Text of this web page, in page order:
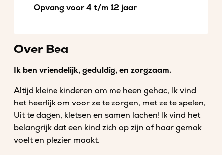
Opvang voor 4 t/m 12 jaar
Over Bea
Ik ben vriendelijk, geduldig, en zorgzaam.
Altijd kleine kinderen om me heen gehad, Ik vind
het heerlijk om voor ze te zorgen, met ze te spelen,
Uit te dagen, kletsen en samen lachen! Ik vind het
belangrijk dat een kind zich op zijn of haar gemak
voelt en plezier maakt.